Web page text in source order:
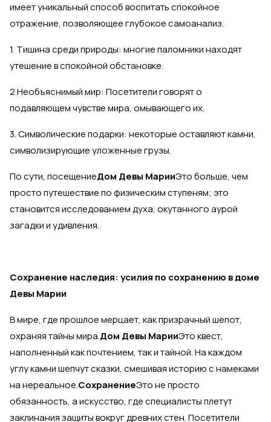
имеет уникальный способ воспитать спокойное
отражение, позволяющее глубокое самоанализ.
1. Тишина среди природы: многие паломники находят
утешение в спокойной обстановке.
2.Необъяснимый мир: Посетители говорят о
подавляющем чувстве мира, омывающего их.
3. Символические подарки: некоторые оставляют камни,
символизирующие уложенные грузы.
По сути, посещениеДом Девы МарииЭто больше, чем
просто путешествие по физическим ступеням; это
становится исследованием духа, окутанного аурой
загадки и удивления.
Сохранение наследия: усилия по сохранению в доме
Девы Марии
В мире, где прошлое мерцает, как призрачный шепот,
охраняя тайны мира.Дом Девы МарииЭто квест,
наполненный как почтением, так и тайной. На каждом
углу камни шепчут сказки, смешивая историю с намеками
на нереальное.СохранениеЭто не просто
обязанность, а искусство, где специалисты плетут
заклинания защиты вокруг древних стен. Посетители